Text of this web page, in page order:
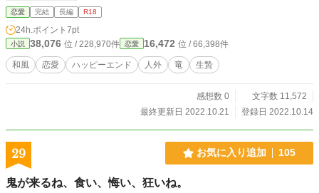
恋愛 完結 長編 R18
24h.ポイント 7pt
小説 38,076 位 / 228,970件 恋愛 16,472 位 / 66,398件
和風 恋愛 ハッピーエンド 人外 竜 生贄
感想数 0
文字数 11,572
最終更新日 2022.10.21
登録日 2022.10.14
29 お気に入り追加 105
鬼が来るね、食い、悔い、狂いね。